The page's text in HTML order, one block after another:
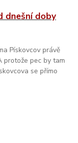
dnešní doby
Pískovcov právě
protože pec by tam
se přímo